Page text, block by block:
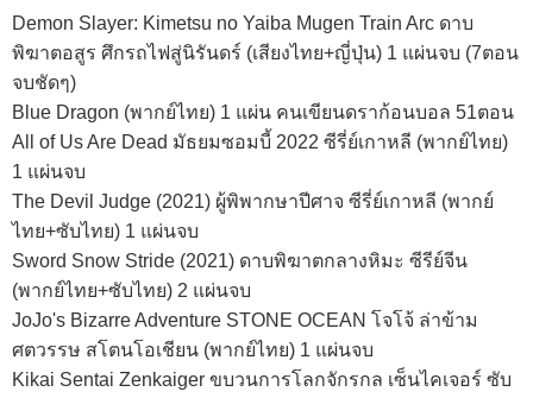
Demon Slayer: Kimetsu no Yaiba Mugen Train Arc ดาบ
พิฆาตอสูร ศึกรถไฟสู่นิรันดร์ (เสียงไทย+ญี่ปุ่น) 1 แผ่นจบ (7ตอน
จบชัดๆ)
Blue Dragon (พากย์ไทย) 1 แผ่น คนเขียนดราก้อนบอล 51ตอน
All of Us Are Dead มัธยมซอมบี้ 2022 ซีรี่ย์เกาหลี (พากย์ไทย)
1 แผ่นจบ
The Devil Judge (2021) ผู้พิพากษาปีศาจ ซีรี่ย์เกาหลี (พากย์
ไทย+ซับไทย) 1 แผ่นจบ
Sword Snow Stride (2021) ดาบพิฆาตกลางหิมะ ซีรีย์จีน
(พากย์ไทย+ซับไทย) 2 แผ่นจบ
JoJo's Bizarre Adventure STONE OCEAN โจโจ้ ล่าข้าม
ศตวรรษ สโตนโอเชียน (พากย์ไทย) 1 แผ่นจบ
Kikai Sentai Zenkaiger ขบวนการโลกจักรกล เซ็นไคเจอร์ ซับ